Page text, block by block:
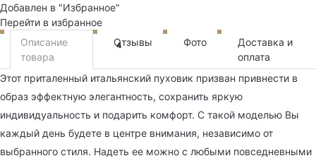
Добавлен в "Избранное"
Перейти в избранное
Описание
товара
Отзывы
4 Фото
Доставка и
оплата
Этот приталенный итальянский пуховик призван привнести в
образ эффектную элегантность, сохранить яркую
индивидуальность и подарить комфорт. С такой моделью Вы
каждый день будете в центре внимания, независимо от
выбранного стиля. Надеть ее можно с любыми повседневными